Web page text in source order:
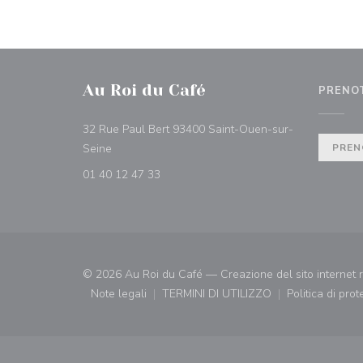
Au Roi du Café
32 Rue Paul Bert 93400 Saint-Ouen-sur-
Seine
01 40 12 47 33
© 2026 Au Roi du Café — Creazione del sito internet
Note legali
((apre una nuova finestra))
TERMINI DI UTILIZZO
((apre una nuova finestra))
Politica di